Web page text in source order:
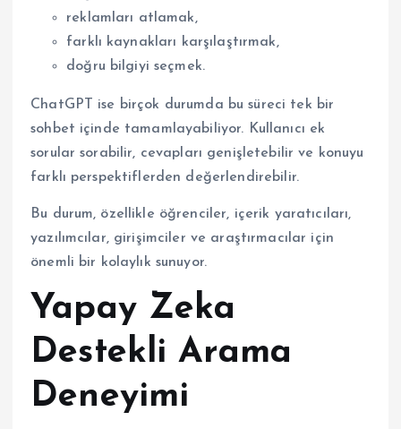
reklamları atlamak,
farklı kaynakları karşılaştırmak,
doğru bilgiyi seçmek.
ChatGPT ise birçok durumda bu süreci tek bir
sohbet içinde tamamlayabiliyor. Kullanıcı ek
sorular sorabilir, cevapları genişletebilir ve konuyu
farklı perspektiflerden değerlendirebilir.
Bu durum, özellikle öğrenciler, içerik yaratıcıları,
yazılımcılar, girişimciler ve araştırmacılar için
önemli bir kolaylık sunuyor.
Yapay Zeka
Destekli Arama
Deneyimi